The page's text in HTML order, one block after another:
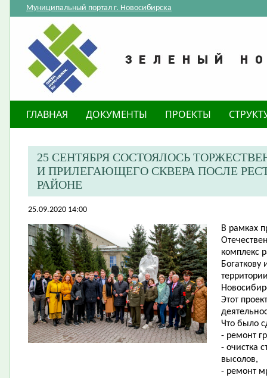
Муниципальный портал г. Новосибирска
ГЛАВНАЯ ДОКУМЕНТЫ ПРОЕКТЫ
25 СЕНТЯБРЯ СОСТОЯЛОСЬ
И ПРИЛЕГАЮЩЕГО СКВЕРА ПОСЛЕ
РАЙОНЕ
25.09.2020 14:00
В рамках
комплекс
Богаткову
Этот
Что было
- ремонт
- очистка
высолов,
- ремонт